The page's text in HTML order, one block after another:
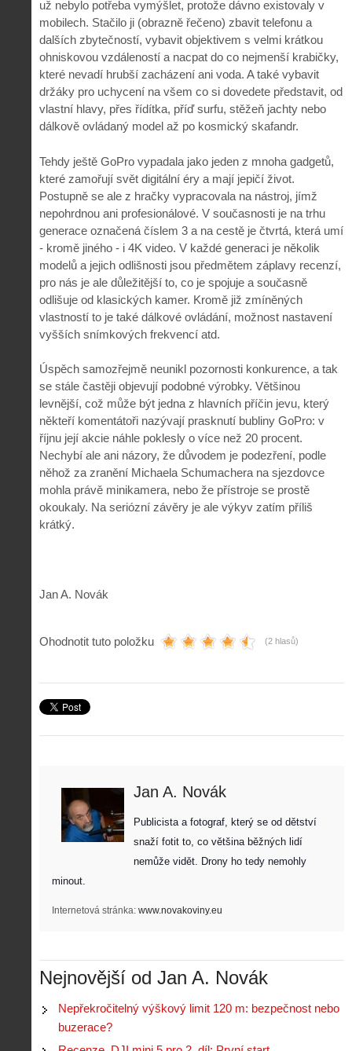
už nebylo potřeba vymýšlet, protože dávno existovaly v
mobilech. Stačilo ji (obrazně řečeno) zbavit telefonu a
dalších zbytečností, vybavit objektivem s velmi krátkou
ohniskovou vzdáleností a nacpat do co nejmenší krabičky,
které nevadí hrubší zacházení ani voda. A také vybavit
držáky pro uchycení na všem co si dovedete představit, od
vlastní hlavy, přes řídítka, příď surfu, stěžeň jachty nebo
dálkově ovládaný model až po kosmický skafandr.
Tehdy ještě GoPro vypadala jako jeden z mnoha gadgetů,
které zamořují svět digitální éry a mají jepičí život.
Postupně se ale z hračky vypracovala na nástroj, jímž
nepohrdnou ani profesionálové. V současnosti je na trhu
generace označená číslem 3 a na cestě je čtvrtá, která umí
- kromě jiného - i 4K video. V každé generaci je několik
modelů a jejich odlišnosti jsou předmětem záplavy recenzí,
pro nás je ale důležitější to, co je spojuje a současně
odlišuje od klasických kamer. Kromě již zmíněných
vlastností to je také dálkové ovládání, možnost nastavení
vyšších snímkových frekvencí atd.
Úspěch samozřejmě neunikl pozornosti konkurence, a tak
se stále častěji objevují podobné výrobky. Většinou
levnější, což může být jedna z hlavních příčin jevu, který
někteří komentátoři nazývají prasknutí bubliny GoPro: v
říjnu její akcie náhle poklesly o více než 20 procent.
Nechybí ale ani názory, že důvodem je podezření, podle
něhož za zranění Michaela Schumachera na sjezdovce
mohla právě minikamera, nebo že přístroje se prostě
okoukaly. Na seriózní závěry je ale výkyv zatím příliš
krátký.
Jan A. Novák
Ohodnotit tuto položku (2 hlasů)
Jan A. Novák
Publicista a fotograf, který se od dětství
snaží fotit to, co většina běžných lidí
nemůže vidět. Drony ho tedy nemohly
minout.
Internetová stránka: www.novakoviny.eu
Nejnovější od Jan A. Novák
Nepřekročitelný výškový limit 120 m: bezpečnost nebo
buzerace?